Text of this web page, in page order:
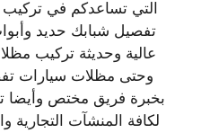
التي تساعدكم في
تفصيل شبابك حديد
عالية وحديثة تركيب
وحتى مظلات سيارات
بخبرة فريق مختص وأيضا
لكافة المنشآت التجارية